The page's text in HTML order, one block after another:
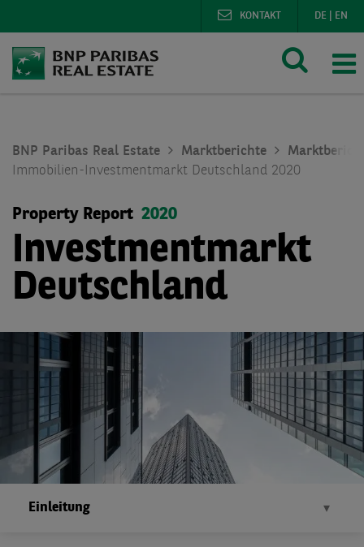
DE EN
KONTAKT
BNP Paribas Real Estate Marktberichte
Immobilien-Investmentmarkt Deutschland 2020
Property Report 2020
Investmentmarkt
Deutschland